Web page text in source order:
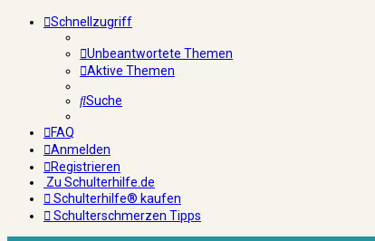
Schnellzugriff
Unbeantwortete Themen
Aktive Themen
Suche
FAQ
Anmelden
Registrieren
Zu Schulterhilfe.de
Schulterhilfe® kaufen
Schulterschmerzen Tipps